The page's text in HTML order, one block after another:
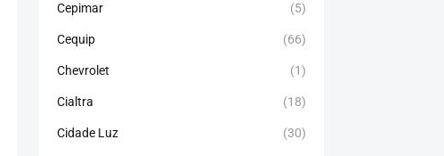
Cepimar (5)
Cequip (66)
Chevrolet (1)
Cialtra (18)
Cidade Luz (30)